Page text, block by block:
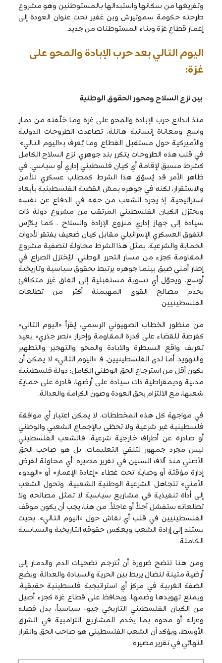
وتفريغها من سكانها واستبدالها بالمستوطنين وهو مشروع
طرحته حكومة سموتيرش وبن غفير تحت عنوان العودة إلى
إعمار قطاع غزة وبناء المستوطنات من جديد.
اليوم التالي بعد حرب الإبادة والمحو على
غزة:
بين نزع السلاح ومحور الحقوق الوطنية
منذ اندلاع حرب الإبادة والمحو على غزة وما خلّفته من دمار
واسع ومعاناة إنسانية هائلة، تصاعدت الطروحات الدولية
والأميركية حول مستقبل القطاع وما يُعرف بـ«اليوم التالي».
في قلب هذه الطروحات يتكرر بند جوهري: نزع السلاح الكامل
كشرط مسبق لإقامة أي كيان فلسطيني إداري أو سياسي. في
ظاهر الأمر قد يُسوّق هذا الشرط كمطلب عسكري للأمن
والاستقرار، لكنه في جوهره يمسّ القضية الفلسطينية بأبعاد
استراتيجية، إذ يجرد الشعب من حقه في الدفاع عن نفسه
ويختزل الكيان الفلسطيني المرتقب من مشروع دولة ذات
سيادة إلى جهاز إداري منزوع الإرادة والسلاح ، كما يكرّس
التفوق العسكري الإسرائيلي مقابل كيان ضعيف يفتقر لأدوات
الحماية والشرعية. يمثل هذا الشرط محاولة لتصفية مشروع
المقاومة كجزء من مسار التحرر الوطني، ليُختزل الصراع في
إطار أمني ضيق بينما جوهره يرتبط بحقوق سياسية وتاريخية
أوسع، ويحوّل أي تسوية مستقبلية إلى اتفاق غير متكافئ
يخدم مصالح القوى المهيمنة أكثر من تطلعات
الفلسطينيين.
من منظور الخطاب الصهيوني الرسمي، يُقرأ «اليوم التالي»
كفرصة للقضاء على قدرة المقاومة وإحراز «نصر جذري» يعيد
تعريف واقع السيطرة والابادة والمحو والتهجير والتطهير
والتهويد، أما لدى الفلسطينيين، فـ «اليوم التالي» لا يمكن أن
يكون أقل من استرجاع الحق الوطني الكامل: دولة فلسطينية
مدنية وديمقراطية ذات سيادة على أرضها، قادرة على حماية
شعبها، مع الالتزام بحق العودة وصون الكرامة والعدالة.
في مواجهة كل هذه المخططات، لا يمكن اعتبار أي موافقة
فلسطينية غير شرعية ولا تحظى بالإجماع الشعبي والوطني
أو صادرة عن أطراف خارجية شرعية، فالشعب الفلسطيني
ليس مجرد جمهور لتلقي التعليمات، بل هو صاحب الحق
الأصلي منذ آلاف السنين في تقرير مصيره. أي محاولة لفرض
إدارة مؤقتة أو وصاية تحت غطاء «إعادة الإعمار» أو «الهدوء
الأمني» تتجاهل الشرعية الوطنية الشعبية، وتحول الشعب
إلى أداة تنفيذية في مشاريع سياسية لا تمثل مصالحه ولا
تطلعاته ستفشل آجلاً أو عاجلاً. من هنا، يجب أن يكون موقف
الفلسطينيين في قلب أي نقاش حول «اليوم التالي»، بحيث
يستند إلى إرادة الشعب ويعكس حقوقه التاريخية والسياسية
الكاملة.
ومن هنا تتضح ضرورة أن تُترجم تضحيات الدم والدمار إلى
أرضية متينة لنضال يربط بين الحرية والسيادة والعدالة، ويضع
الضفة الغربية في مركز أي استراتيجية فلسطينية حقيقية،
ويمنع تهويدها وضمها، ويحافظ على قطاع غزة كجزء أصيل
من الكيان الفلسطيني التاريخي جيو- سياسياً، بدل فصله
وعزله أو محوه بما يخدم المشاريع الترامبية في الشرق
الأوسط، ويؤكد أن الشعب الفلسطيني هو صاحب الحق والقرار
النهائي في تقرير مصيره.